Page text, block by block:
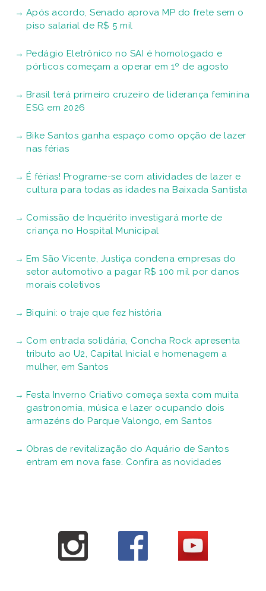
Após acordo, Senado aprova MP do frete sem o
piso salarial de R$ 5 mil
Pedágio Eletrônico no SAI é homologado e
pórticos começam a operar em 1º de agosto
Brasil terá primeiro cruzeiro de liderança feminina
ESG em 2026
Bike Santos ganha espaço como opção de lazer
nas férias
É férias! Programe-se com atividades de lazer e
cultura para todas as idades na Baixada Santista
Comissão de Inquérito investigará morte de
criança no Hospital Municipal
Em São Vicente, Justiça condena empresas do
setor automotivo a pagar R$ 100 mil por danos
morais coletivos
Biquíni: o traje que fez história
Com entrada solidária, Concha Rock apresenta
tributo ao U2, Capital Inicial e homenagem a
mulher, em Santos
Festa Inverno Criativo começa sexta com muita
gastronomia, música e lazer ocupando dois
armazéns do Parque Valongo, em Santos
Obras de revitalização do Aquário de Santos
entram em nova fase. Confira as novidades